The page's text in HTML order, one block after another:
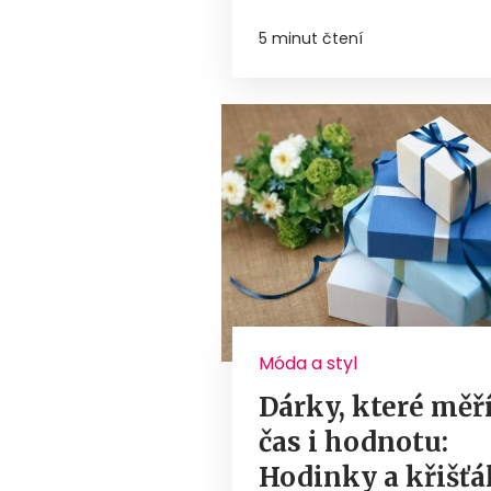
5 minut čtení
Móda a styl
Dárky, které
čas i hodnotu:
Hodinky a